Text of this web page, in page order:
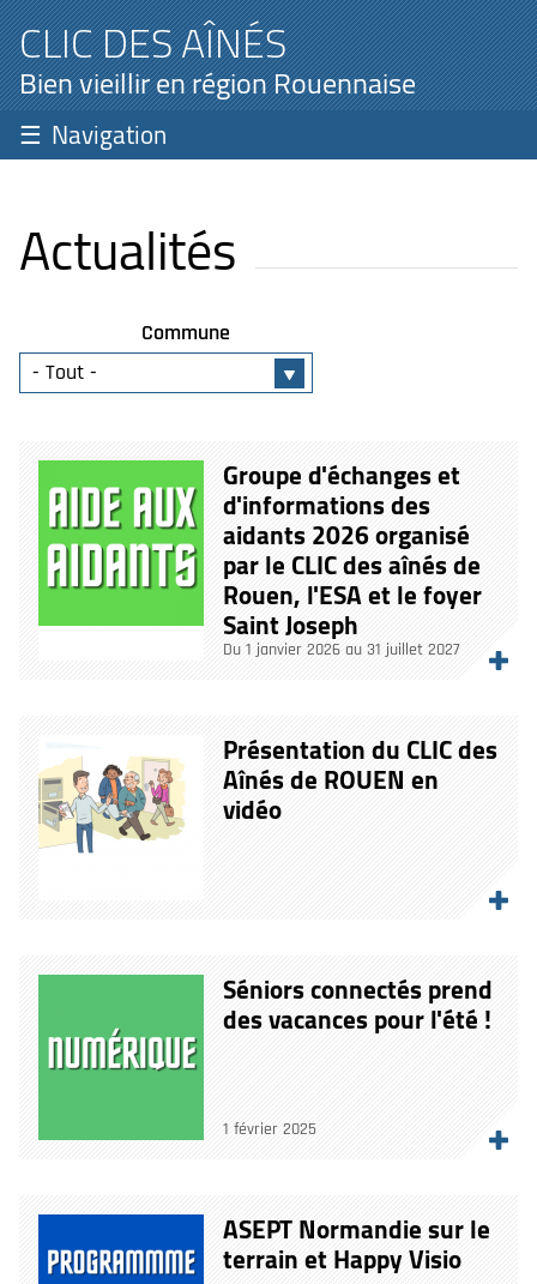
CLIC DES AÎNÉS
Bien vieillir en région Rouennaise
Navigation
Actualités
Commune
Groupe d'échanges et
d'informations des
aidants 2026 organisé
par le CLIC des aînés de
Rouen, l'ESA et le foyer
Saint Joseph
Du 1 janvier 2026 au 31 juillet 2027
Présentation du CLIC des
Aînés de ROUEN en
vidéo
Séniors connectés prend
des vacances pour l'été !
1 février 2025
ASEPT Normandie sur le
terrain et Happy Visio